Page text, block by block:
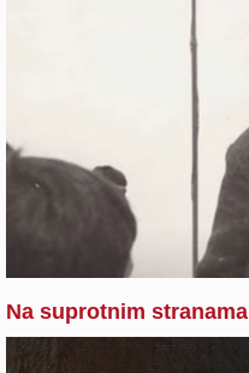
Na suprotnim stranama